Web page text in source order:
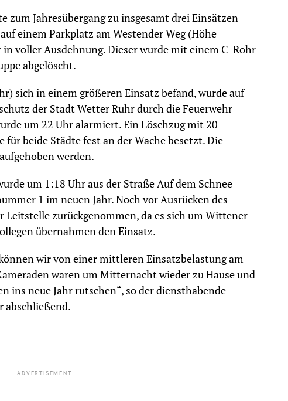
zum Jahresübergang zu insgesamt drei Einsätzen
einem Parkplatz am Westender Weg (Höhe
voller Ausdehnung. Dieser wurde mit einem C-Rohr
abgelöscht.
sich in einem größeren Einsatz befand, wurde auf
der Stadt Wetter Ruhr durch die Feuerwehr
um 22 Uhr alarmiert. Ein Löschzug mit 20
beide Städte fest an der Wache besetzt. Die
werden.
um 1:18 Uhr aus der Straße Auf dem Schnee
1 im neuen Jahr. Noch vor Ausrücken des
Leitstelle zurückgenommen, da es sich um Wittener
übernahmen den Einsatz.
wir von einer mittleren Einsatzbelastung am
waren um Mitternacht wieder zu Hause und
neue Jahr rutschen“, so der diensthabende
abschließend.
ADVERTISEMENT